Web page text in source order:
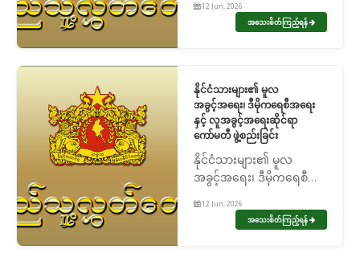
ဖွဲ့စည်းခြင်း
12 Jun, 2026
အသေးစိတ်ကြည့်ရန်
နိုင်ငံသားများ၏ မူလ
အခွင့်အရေး၊ ဒီမိုကရေစီအရေး
နှင့် လူအခွင့်အရေးဆိုင်ရာ
ကော်မတီ ဖွဲ့စည်းခြင်း
နိုင်ငံသားများ၏ မူလ
အခွင့်အရေး၊ ဒီမိုကရေစီ
ဆိုင်ရာကော်မတီ ဖွဲ့စည်းခြင်း
12 Jun, 2026
အသေးစိတ်ကြည့်ရန်